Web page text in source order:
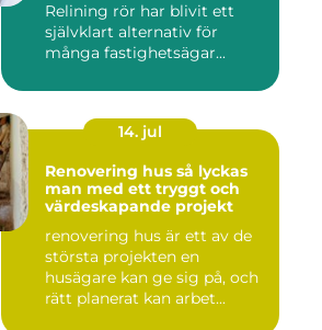
Relining rör har blivit ett
självklart alternativ för
många fastighetsägar...
14. jul
Renovering hus så lyckas
man med ett tryggt och
värdeskapande projekt
renovering hus är ett av de
största projekten en
husägare kan ge sig på, och
rätt planerat kan arbet...